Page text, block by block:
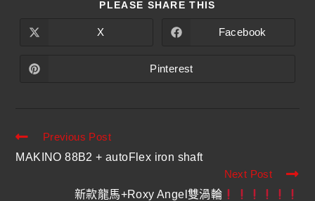
PLEASE SHARE THIS
X Facebook
Pinterest
Previous Post
MAKINO 88B2 + autoFlex iron shaft
Next Post
新款龍馬+Roxy Angel雙渦輪